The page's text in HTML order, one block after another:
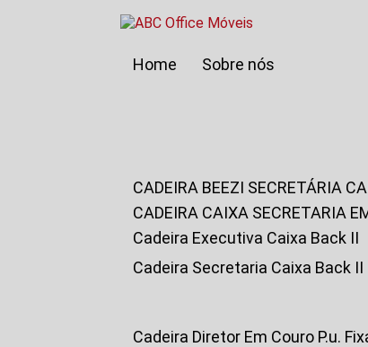
Home
Sobre nós
CADEIRA BEEZI SECRETÁRIA
CADEIRA CAIXA SECRETARIA
Cadeira Executiva Caixa Back II
Cadeira Secretaria Caixa Back II
Cadeira Diretor Em Couro P.u.